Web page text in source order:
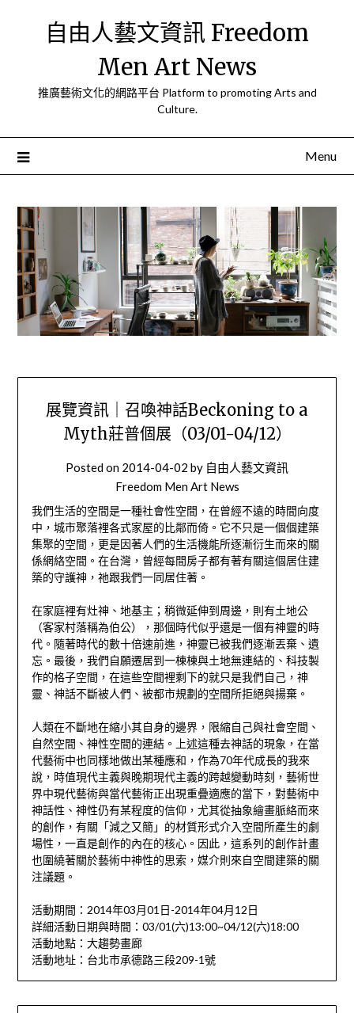
自由人藝文資訊 Freedom
Men Art News
推廣藝術文化的網路平台 Platform to promoting Arts and
Culture.
Menu
展覽資訊｜召喚神話Beckoning to a
Myth莊普個展（03/01-04/12）
Posted on 2014-04-02 by 自由人藝文資訊
Freedom Men Art News
我們生活的空間是一種社會性空間，在曾經不遠的時間向度
中，城市聚落裡各式家屋的比鄰而倚。它不只是一個個建築
集聚的空間，更是因著人們的生活機能所逐漸衍生而來的關
係網絡空間。在台灣，曾經每間房子都有著有關這個居住建
築的守護神，祂跟我們一同居住著。
在家庭裡有灶神、地基主；稍微延伸到周邊，則有土地公
（客家村落稱為伯公），那個時代似乎還是一個有神靈的時
代。隨著時代的數十倍速前進，神靈已被我們逐漸丟棄、遺
忘。最後，我們自願遷居到一棟棟與土地無連結的、科技製
作的格子空間，在這些空間裡剩下的就只是我們自己，神
靈、神話不斷被人們、被都市規劃的空間所拒絕與揚棄。
人類在不斷地在縮小其自身的邊界，限縮自己與社會空間、
自然空間、神性空間的連結。上述這種去神話的現象，在當
代藝術中也同樣地做出某種應和，作為70年代成長的我來
說，時值現代主義與晚期現代主義的跨越變動時刻，藝術世
界中現代藝術與當代藝術正出現重疊適應的當下，對藝術中
神話性、神性仍有某程度的信仰，尤其從抽象繪畫脈絡而來
的創作，有關「減之又簡」的材質形式介入空間所產生的劇
場性，一直是創作的內在的核心。因此，這系列的創作計畫
也圍繞著關於藝術中神性的思索，媒介則來自空間建築的關
注議題。
活動期間：2014年03月01日-2014年04月12日
詳細活動日期與時間：03/01(六)13:00~04/12(六)18:00
活動地點：大趨勢畫廊
活動地址：台北市承德路三段209-1號